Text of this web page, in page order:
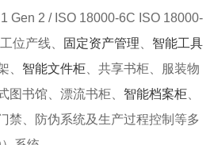
Gen 2 / ISO 18000-6C ISO 18000-
位产线、
固定资产管理
智能工具
、 智能文件柜 、共享书柜、服装物
图书馆、漂流书柜、 智能档案柜
禁、防伪系统及生产过程控制等多